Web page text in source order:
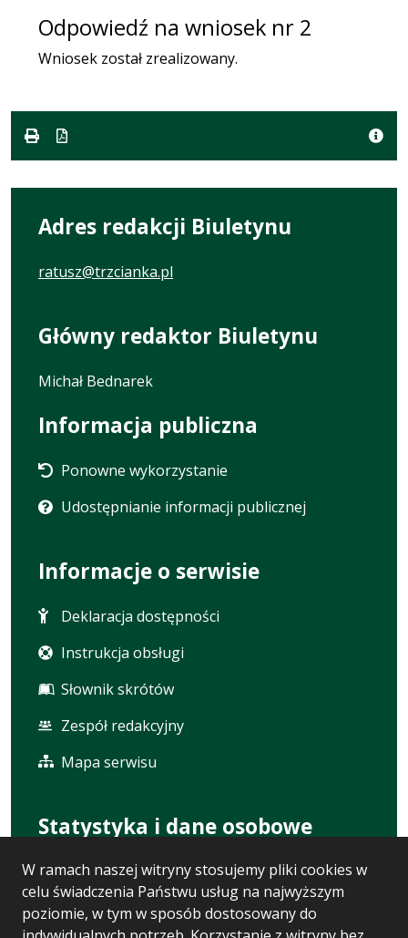
W ramach naszej witryny stosujemy pliki cookies w
celu świadczenia Państwu usług na najwyższym
poziomie, w tym w sposób dostosowany do
Odpowiedź na wniosek nr 2
Wniosek został zrealizowany.
Adres redakcji Biuletynu
ratusz@trzcianka.pl
Główny redaktor Biuletynu
Michał Bednarek
Informacja publiczna
Ponowne wykorzystanie
Udostępnianie informacji publicznej
Informacje o serwisie
Deklaracja dostępności
Instrukcja obsługi
Słownik skrótów
Zespół redakcyjny
Mapa serwisu
Statystyka i dane osobowe
Statystyki oglądalności
Ostatnio dodane